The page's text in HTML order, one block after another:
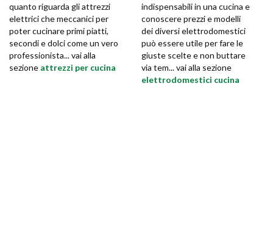
quanto riguarda gli attrezzi
elettrici che meccanici per
poter cucinare primi piatti,
secondi e dolci come un vero
professionista... vai alla
sezione attrezzi per cucina
indispensabili in una cucina e
conoscere prezzi e modelli
dei diversi elettrodomestici
può essere utile per fare le
giuste scelte e non buttare
via tem... vai alla sezione
elettrodomestici cucina